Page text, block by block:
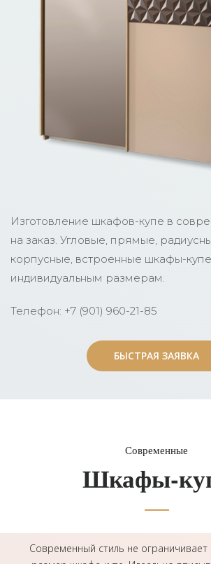
Изготовление шкафов-купе в
на заказ. Угловые, прямые,
корпусные, встроенные шкафы-
индивидуальным размерам.
Телефон: +7 (901) 960-21-85
БЫСТРАЯ ЗАЯВКА
БЫСТРАЯ ЗАЯВКА
Современные
Шкафы-
Современный стиль не